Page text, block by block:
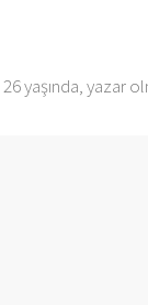
26 yaşında, yazar